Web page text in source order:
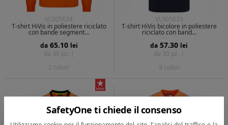
VL305634
T-shirt HiVis in poliestere riciclato
con bande segment...
da 65.10 lei
da 30 pz. |
2 colori
VL305633
T-shirt HiVis bicolore in poliestere
riciclato con band...
da 57.30 lei
da 30 pz. |
9 colori
SafetyOne ti chiede il consenso